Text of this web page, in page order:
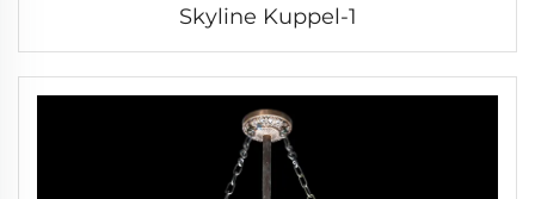
Skyline Kuppel-1